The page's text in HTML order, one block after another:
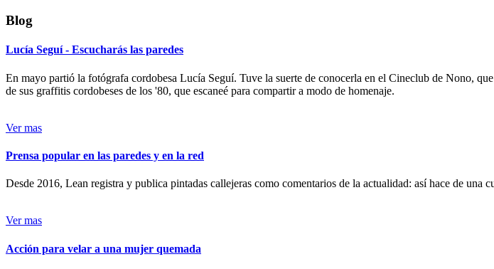
Blog
Lucía Seguí - Escucharás las paredes
En mayo partió la fotógrafa cordobesa Lucía Seguí. Tuve la suerte de conocerla en el Cineclub de Nono,
de sus graffitis cordobeses de los '80, que escaneé para compartir a modo de homenaje.
Ver mas
Prensa popular en las paredes y en la red
Desde 2016, Lean registra y publica pintadas callejeras como comentarios de la actualidad: así hace de
Ver mas
Acción para velar a una mujer quemada